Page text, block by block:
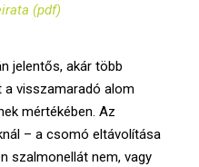
(pdf)
jelentős, akár több
a visszamaradó alom
mértékében. Az
– a csomó eltávolítása
szalmonellát nem, vagy